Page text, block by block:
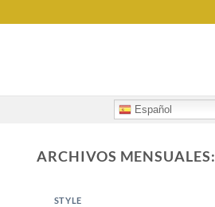
Español
ARCHIVOS MENSUALES:
STYLE